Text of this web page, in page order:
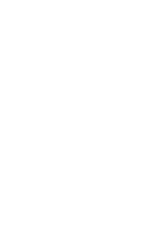
صقر اللاحجي –